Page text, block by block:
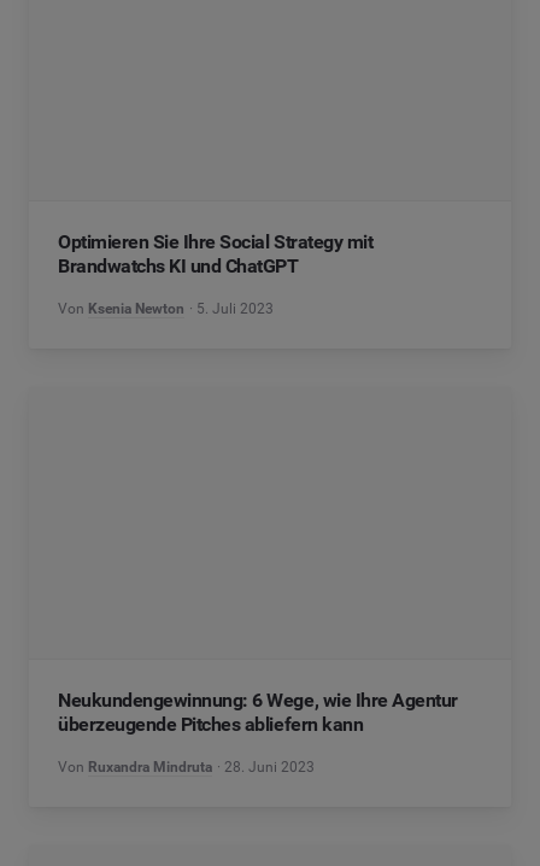
Optimieren Sie Ihre Social Strategy mit
Brandwatchs KI und ChatGPT
Von Ksenia Newton 5. Juli 2023
Neukundengewinnung: 6 Wege, wie Ihre Agentur
überzeugende Pitches abliefern kann
Von Ruxandra Mindruta 28. Juni 2023